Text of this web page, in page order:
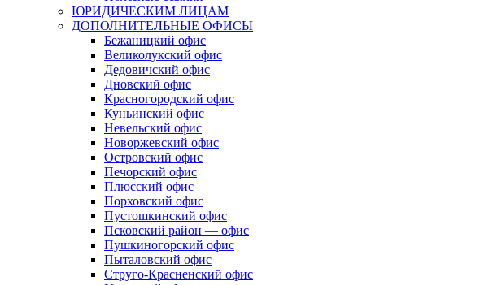
ЮРИДИЧЕСКИМ ЛИЦАМ
ДОПОЛНИТЕЛЬНЫЕ ОФИСЫ
Бежаницкий офис
Великолукский офис
Дедовичский офис
Дновский офис
Красногородский офис
Куньинский офис
Невельский офис
Новоржевский офис
Островский офис
Печорский офис
Плюсский офис
Порховский офис
Пустошкинский офис
Псковский район — офис
Пушкиногорский офис
Пыталовский офис
Струго-Красненский офис